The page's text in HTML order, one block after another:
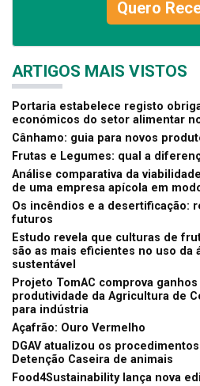
Quero
ARTIGOS MAIS VISTOS
Portaria estabelece registo
económicos do setor alimentar
Cânhamo: guia para novos
Frutas e Legumes: qual a
Análise comparativa da
de uma empresa apícola em
Os incêndios e a desertificação:
futuros
Estudo revela que culturas de
são as mais eficientes no uso da
sustentável
Projeto TomAC comprova
produtividade da Agricultura de
para indústria
Açafrão: Ouro Vermelho
DGAV atualizou os
Detenção Caseira de animais
Food4Sustainability lança nova